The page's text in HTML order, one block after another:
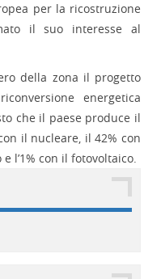
per la ricostruzione
il suo interesse al
della zona il progetto
energetica
che il paese produce il
il nucleare, il 42% con
l’1% con il fotovoltaico.